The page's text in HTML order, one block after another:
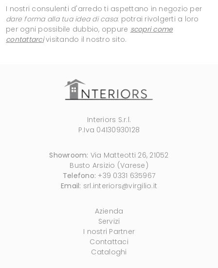
I nostri consulenti d'arredo ti aspettano in negozio per
dare forma alla tua idea di casa: potrai rivolgerti a loro
per ogni possibile dubbio, oppure scopri come
contattarcivisitando il nostro sito.
Interiors S.r.l.
P.Iva 04130930128
Showroom: Via Matteotti 26, 21052
Busto Arsizio (Varese)
Telefono: +39 0331 635967
Email: srl.interiors@virgilio.it
Azienda
Servizi
I nostri Partner
Contattaci
Cataloghi